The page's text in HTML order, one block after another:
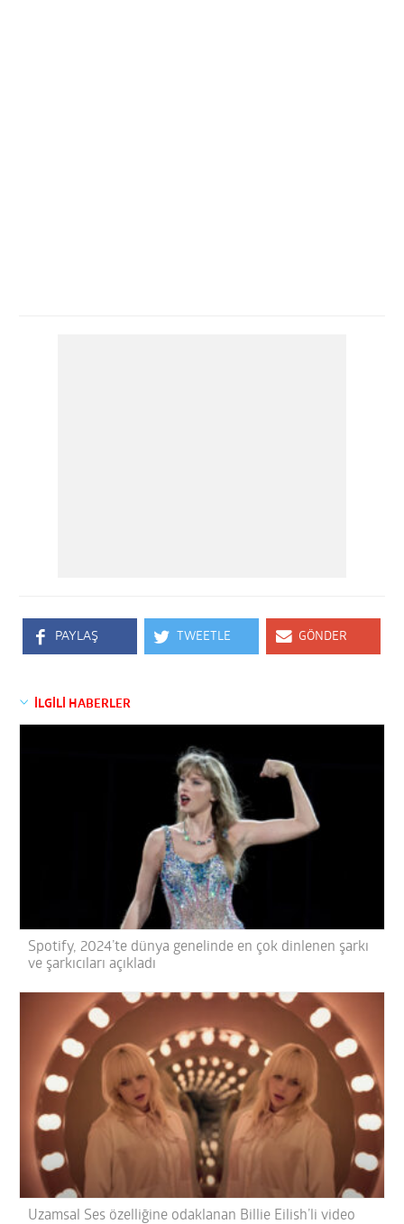
PAYLAŞ TWEETLE GÖNDER
İLGİLİ HABERLER
Spotify, 2024’te dünya genelinde en çok dinlenen şarkı
ve şarkıcıları açıkladı
Uzamsal Ses özelliğine odaklanan Billie Eilish’li video